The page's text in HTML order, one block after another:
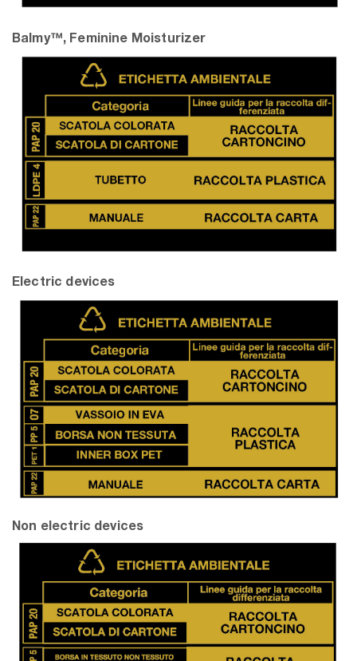
Balmy™, Feminine Moisturizer
Electric devices
Non electric devices